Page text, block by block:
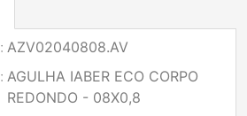
: AZV02040808.AV
: AGULHA IABER ECO CORPO
REDONDO - 08X0,8